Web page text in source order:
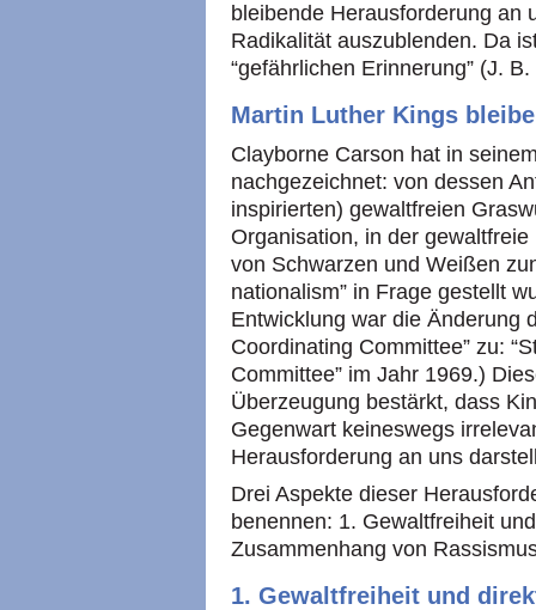
bleibende Herausforderung an
Radikalität auszublenden. Da
“gefährlichen Erinnerung” (J.
Martin Luther Kings
Clayborne Carson hat in
nachgezeichnet: von dessen
inspirierten) gewaltfreien
Organisation, in der
von Schwarzen und Weißen
nationalism” in Frage gestellt
Entwicklung war die Änderung
Coordinating Committee” zu:
Committee” im Jahr 1969.)
Überzeugung bestärkt, dass
Gegenwart keineswegs
Herausforderung an uns
Drei Aspekte dieser
benennen: 1. Gewaltfreiheit
Zusammenhang von
1. Gewaltfreiheit und